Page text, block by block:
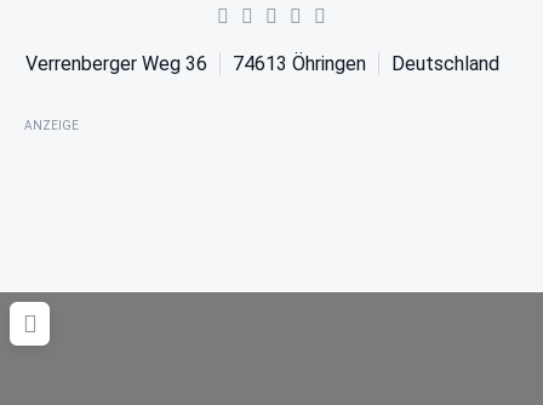
Verrenberger Weg 36 74613 Öhringen Deutschland
ANZEIGE